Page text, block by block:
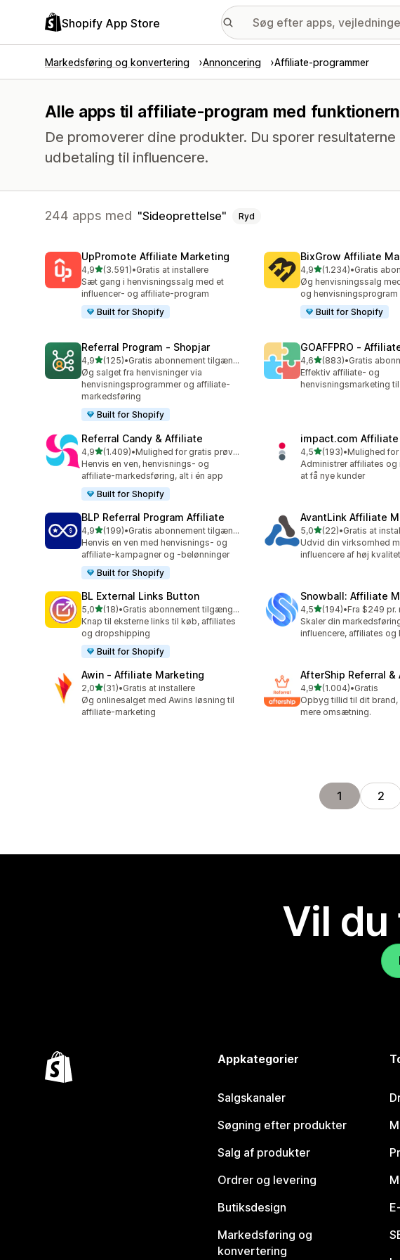
Shopify App Store
Markedsføring og konvertering Annoncering Affiliate-programmer
Alle apps til affiliate-program med
De promoverer dine produkter. Du sporer
udbetaling til influencere.
244 apps med Sideoprettelse Ryd
UpPromote Affiliate Marketing
4,9ud af 5 stjerner
(3.591)
3591 anmeldelser i alt
•Gratis at installere
Sæt gang i henvisningssalg med et
influencer- og affiliate-program
Built for Shopify
BixGrow Affiliate
4,9ud af 5 stjerner
(1.234)
1234 anmeldelser i alt
•
Øg henvisningssalg
og henvisningsprogram
Built for Shopify
Referral Program ‑ Shopjar
4,9ud af 5 stjerner
(125)
125 anmeldelser i alt
•
Gratis abonnement tilgængeligt
Øg salget fra henvisninger via
henvisningsprogrammer og affiliate-
markedsføring
Built for Shopify
GOAFFPRO ‑
4,6ud af 5 stjerner
(883)
883 anmeldelser i alt
•
Effektiv affiliate- og
henvisningsmarketing
Referral Candy & Affiliate
4,9ud af 5 stjerner
(1.409)
1409 anmeldelser i alt
•
Mulighed for gratis prøveperiode
Henvis en ven, henvisnings- og
affiliate-markedsføring, alt i én app
Built for Shopify
impact.com
4,5ud af 5 stjerner
(193)
193 anmeldelser i alt
•
Administrer affiliates og
at få nye kunder
BLP Referral Program Affiliate
4,9ud af 5 stjerner
(199)
199 anmeldelser i alt
•
Gratis abonnement tilgængeligt
Henvis en ven med henvisnings- og
affiliate-kampagner og -belønninger
Built for Shopify
AvantLink Affiliate
5,0ud af 5 stjerner
(22)
22 anmeldelser i alt
•Gratis at
Udvid din virksomhed
influencere af høj kvalitet
BL External Links Button
5,0ud af 5 stjerner
(18)
18 anmeldelser i alt
•
Gratis abonnement tilgængeligt
Knap til eksterne links til køb, affiliates
og dropshipping
Built for Shopify
Snowball: Affiliate
4,5ud af 5 stjerner
(194)
194 anmeldelser i alt
•Fra $249 pr.
Skaler din
influencere, affiliates og
Awin ‑ Affiliate Marketing
2,0ud af 5 stjerner
(31)
31 anmeldelser i alt
•Gratis at installere
Øg onlinesalget med Awins løsning til
affiliate-marketing
AfterShip Referral &
4,9ud af 5 stjerner
(1.004)
1004 anmeldelser i alt
•Gratis
Opbyg tillid til dit brand,
mere omsætning.
1 2
Vil du
Appkategorier
Salgskanaler
Søgning efter produkter
Salg af produkter
Ordrer og levering
Butiksdesign
Markedsføring og
konvertering